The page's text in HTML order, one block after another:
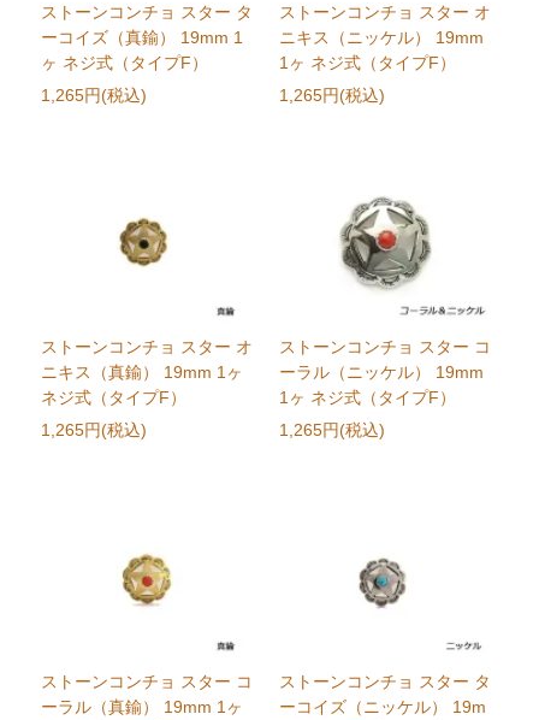
ストーンコンチョ スター タ
ーコイズ（真鍮） 19mm 1
ヶ ネジ式（タイプF）
1,265円(税込)
ストーンコンチョ スター オ
ニキス（ニッケル） 19mm
1ヶ ネジ式（タイプF）
1,265円(税込)
ストーンコンチョ スター オ
ニキス（真鍮） 19mm 1ヶ
ネジ式（タイプF）
1,265円(税込)
ストーンコンチョ スター コ
ーラル（ニッケル） 19mm
1ヶ ネジ式（タイプF）
1,265円(税込)
ストーンコンチョ スター コ
ーラル（真鍮） 19mm 1ヶ
ストーンコンチョ スター タ
ーコイズ（ニッケル） 19m